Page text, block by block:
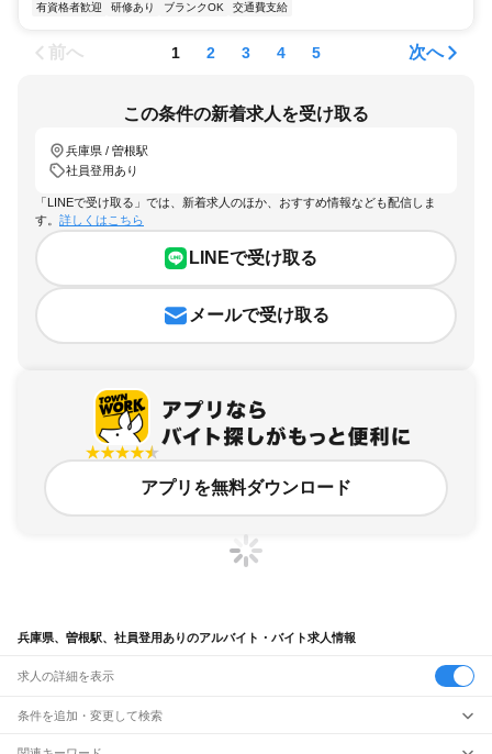
有資格者歓迎
研修あり ブランクOK 交通費支給
前へ 1 2 3 4 5 次へ
この条件の新着求人を受け取る
兵庫県 / 曽根駅
社員登用あり
「LINEで受け取る」では、新着求人のほか、おすすめ情報なども配信しま
す。 詳しくはこちら
LINEで受け取る
メールで受け取る
アプリを無料ダウンロード
兵庫県、曽根駅、社員登用ありのアルバイト・バイト求人情報
求人の詳細を表示
条件を追加・変更して検索